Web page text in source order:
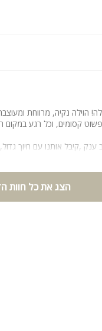
הוילה נקיה, מרווחת
פשוט קסומים, וכל רגע במקום
,קיבל אותנו עם חיוך
עוד ובלי ספק נחזור שוב.
הצג את כל חוות